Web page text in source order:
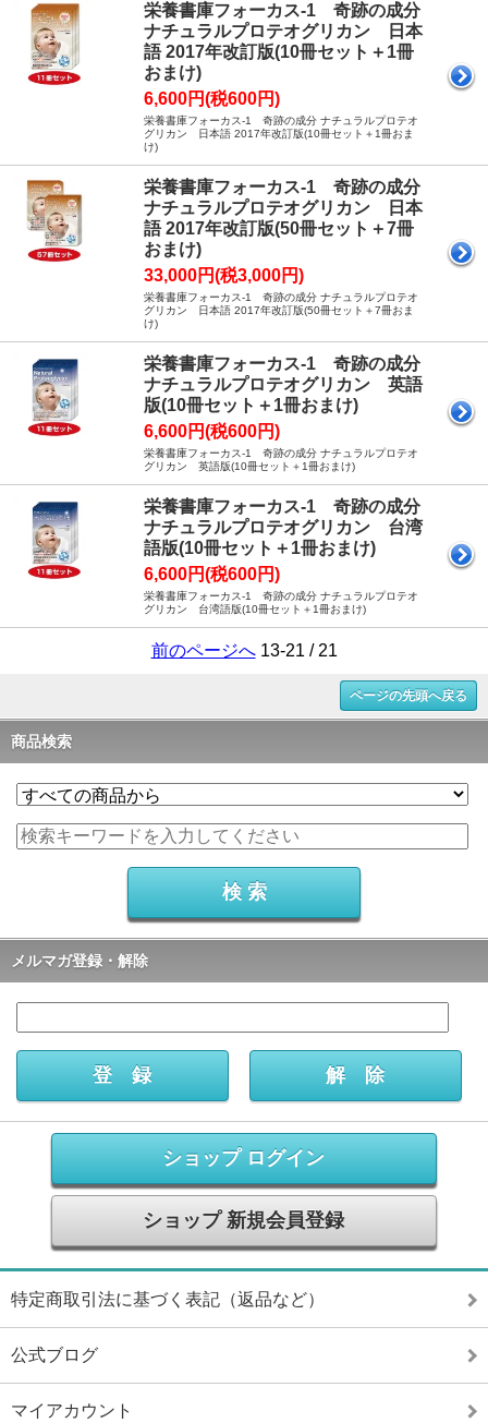
栄養書庫フォーカス-1 奇跡の成分
ナチュラルプロテオグリカン 日本
語 2017年改訂版(10冊セット＋1冊
おまけ)
6,600円(税600円)
栄養書庫フォーカス-1 奇跡の成分 ナチュラルプロテオ
グリカン 日本語 2017年改訂版(10冊セット＋1冊おま
け)
栄養書庫フォーカス-1 奇跡の成分
ナチュラルプロテオグリカン 日本
語 2017年改訂版(50冊セット＋7冊
おまけ)
33,000円(税3,000円)
栄養書庫フォーカス-1 奇跡の成分 ナチュラルプロテオ
グリカン 日本語 2017年改訂版(50冊セット＋7冊おま
け)
栄養書庫フォーカス-1 奇跡の成分
ナチュラルプロテオグリカン 英語
版(10冊セット＋1冊おまけ)
6,600円(税600円)
栄養書庫フォーカス-1 奇跡の成分 ナチュラルプロテオ
グリカン 英語版(10冊セット＋1冊おまけ)
栄養書庫フォーカス-1 奇跡の成分
ナチュラルプロテオグリカン 台湾
語版(10冊セット＋1冊おまけ)
6,600円(税600円)
栄養書庫フォーカス-1 奇跡の成分 ナチュラルプロテオ
グリカン 台湾語版(10冊セット＋1冊おまけ)
前のページへ13-21 / 21
ページの先頭へ戻る
商品検索
メルマガ登録・解除
ショップ ログイン
ショップ 新規会員登録
特定商取引法に基づく表記（返品など）
公式ブログ
マイアカウント